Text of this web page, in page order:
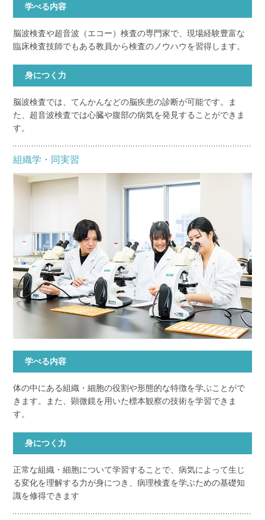
学べる内容
脳波検査や超音波（エコー）検査の専門家で、現場経験豊富な
臨床検査技師でもある教員から検査のノウハウを習得します。
身につく力
脳波検査では、てんかんなどの脳疾患の診断が可能です。ま
た、超音波検査では心臓や腹部の病気を発見することができま
す。
組織学・同実習
学べる内容
体の中にある組織・細胞の役割や形態的な特徴を学ぶことがで
きます。また、顕微鏡を用いた標本観察の技術を学習できま
す。
身につく力
正常な組織・細胞について学習することで、病気によって生じ
る変化を理解する力が身につき、病理検査を学ぶための基礎知
識を修得できます